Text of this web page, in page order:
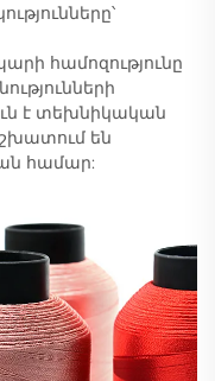
համոզությունը
է տեխնիկական
են
համար: